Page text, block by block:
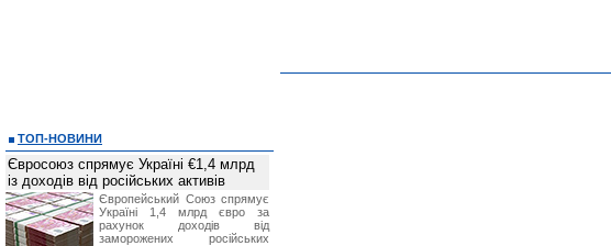
ТОП-НОВИНИ
Євросоюз спрямує Україні €1,4 млрд
із доходів від російських активів
Європейський Союз спрямує
Україні 1,4 млрд євро за
рахунок доходів від
заморожених російських